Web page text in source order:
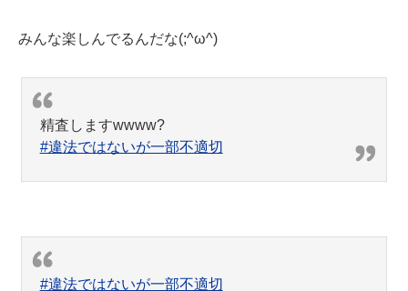
みんな楽しんでるんだな(;^ω^)
精査しますwwww?
#違法ではないが一部不適切
#違法ではないが一部不適切